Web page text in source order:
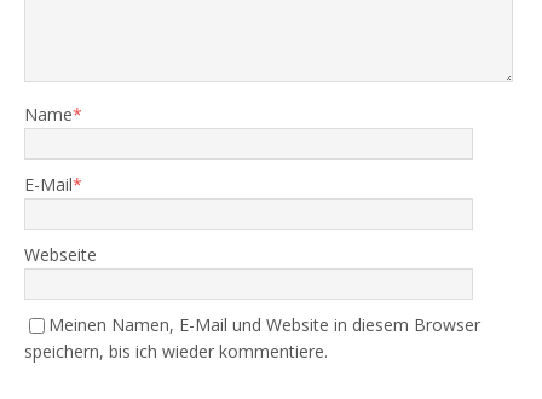
Name*
E-Mail*
Webseite
Meinen Namen, E-Mail und Website in diesem Browser
speichern, bis ich wieder kommentiere.